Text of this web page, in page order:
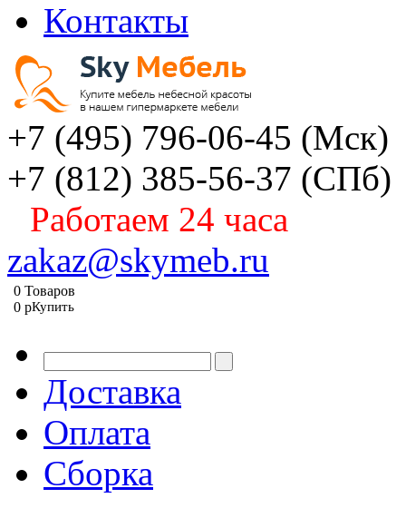
Контакты
+7 (495) 796-06-45 (Мск)
+7 (812) 385-56-37 (СПб)
Работаем 24 часа
zakaz@skymeb.ru
0 Товаров
0 pКупить
Доставка
Оплата
Сборка